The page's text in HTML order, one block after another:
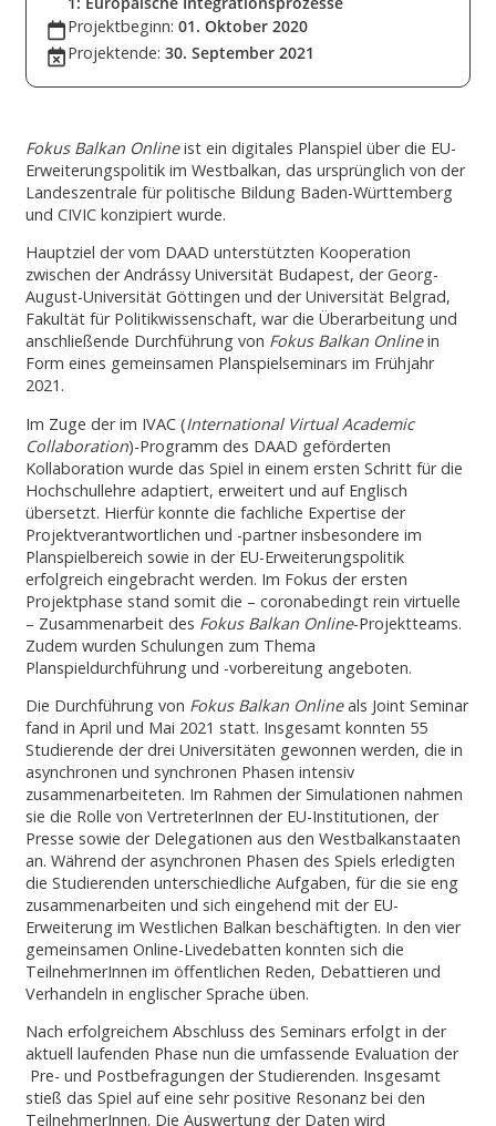
Projektbeginn: 01. Oktober 2020
Projektende: 30. September 2021
Fokus Balkan Onlineist ein digitales Planspiel über die EU-
Erweiterungspolitik im Westbalkan, das ursprünglich von der
Landeszentrale für politische Bildung Baden-Württemberg
und CIVIC konzipiert wurde.
Hauptziel der vom DAAD unterstützten Kooperation
zwischen der Andrássy Universität Budapest, der Georg-
August-Universität Göttingen und der Universität Belgrad,
Fakultät für Politikwissenschaft, war die Überarbeitung und
anschließende Durchführung von Fokus Balkan Onlinein
Form eines gemeinsamen Planspielseminars im Frühjahr
2021.
Im Zuge der im IVAC (International Virtual Academic
Collaboration)-Programm des DAAD geförderten
Kollaboration wurde das Spiel in einem ersten Schritt für die
Hochschullehre adaptiert, erweitert und auf Englisch
übersetzt. Hierfür konnte die fachliche Expertise der
Projektverantwortlichen und -partner insbesondere im
Planspielbereich sowie in der EU-Erweiterungspolitik
erfolgreich eingebracht werden. Im Fokus der ersten
Projektphase stand somit die – coronabedingt rein virtuelle
– Zusammenarbeit des Fokus Balkan Online-Projektteams.
Zudem wurden Schulungen zum Thema
Planspieldurchführung und -vorbereitung angeboten.
Die Durchführung von Fokus Balkan Onlineals Joint Seminar
fand in April und Mai 2021 statt. Insgesamt konnten 55
Studierende der drei Universitäten gewonnen werden, die in
asynchronen und synchronen Phasen intensiv
zusammenarbeiteten. Im Rahmen der Simulationen nahmen
sie die Rolle von VertreterInnen der EU-Institutionen, der
Presse sowie der Delegationen aus den Westbalkanstaaten
an. Während der asynchronen Phasen des Spiels erledigten
die Studierenden unterschiedliche Aufgaben, für die sie eng
zusammenarbeiten und sich eingehend mit der EU-
Erweiterung im Westlichen Balkan beschäftigten. In den vier
gemeinsamen Online-Livedebatten konnten sich die
TeilnehmerInnen im öffentlichen Reden, Debattieren und
Verhandeln in englischer Sprache üben.
Nach erfolgreichem Abschluss des Seminars erfolgt in der
aktuell laufenden Phase nun die umfassende Evaluation der
Pre- und Postbefragungen der Studierenden. Insgesamt
stieß das Spiel auf eine sehr positive Resonanz bei den
TeilnehmerInnen. Die Auswertung der Daten wird